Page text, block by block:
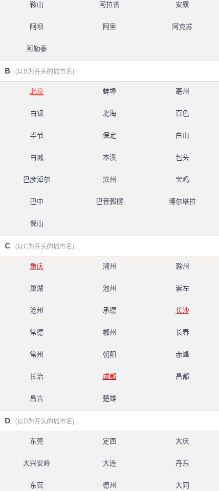
鞍山 阿拉善 安康
阿坝 阿里 阿克苏
阿勒泰
B (以B为开头的城市名)
北京 蚌埠 亳州
白银 北海 百色
毕节 保定 白山
白城 本溪 包头
巴彦淖尔 滨州 宝鸡
巴中 巴音郭楞 博尔塔拉
保山
C (以C为开头的城市名)
重庆 潮州 滁州
巢湖 池州 崇左
沧州 承德 长沙
常德 郴州 长春
常州 朝阳 赤峰
长治 成都 昌都
昌吉 楚雄
D (以D为开头的城市名)
东莞 定西 大庆
大兴安岭 大连 丹东
东营 德州 大同